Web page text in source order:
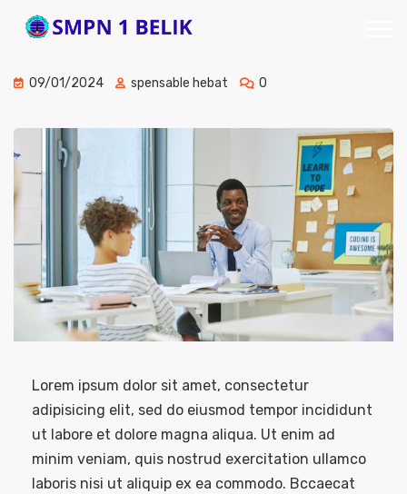
09/01/2024 spensable hebat 0
Lorem ipsum dolor sit amet, consectetur
adipisicing elit, sed do eiusmod tempor incididunt
ut labore et dolore magna aliqua. Ut enim ad
minim veniam, quis nostrud exercitation ullamco
laboris nisi ut aliquip ex ea commodo. Bccaecat